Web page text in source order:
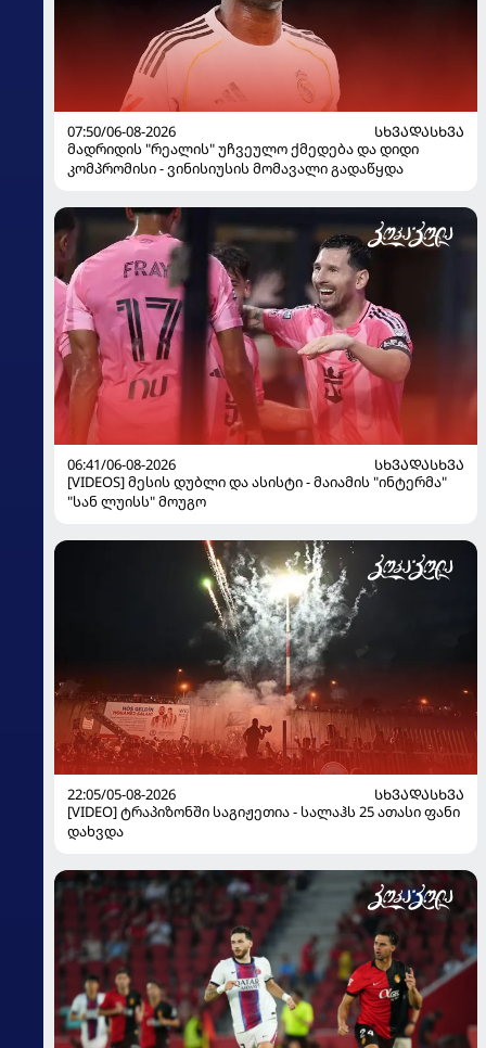
07:50/06-08-2026
ᲡᲮᲕᲐᲓᲐᲡᲮᲕᲐ
მადრიდის "რეალის" უჩვეულო ქმედება და დიდი
კომპრომისი - ვინისიუსის მომავალი გადაწყდა
06:41/06-08-2026
ᲡᲮᲕᲐᲓᲐᲡᲮᲕᲐ
[VIDEOS] მესის დუბლი და ასისტი - მაიამის "ინტერმა"
"სან ლუისს" მოუგო
22:05/05-08-2026
ᲡᲮᲕᲐᲓᲐᲡᲮᲕᲐ
[VIDEO] ტრაპიზონში საგიჟეთია - სალაჰს 25 ათასი ფანი
დახვდა